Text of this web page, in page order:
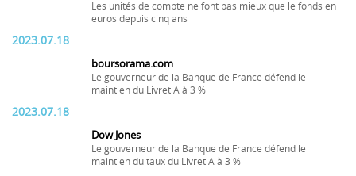
Les unités de compte ne font pas mieux que le fonds en
euros depuis cinq ans
2023.07.18
boursorama.com
Le gouverneur de la Banque de France défend le
maintien du Livret A à 3 %
2023.07.18
Dow Jones
Le gouverneur de la Banque de France défend le
maintien du taux du Livret A à 3 %